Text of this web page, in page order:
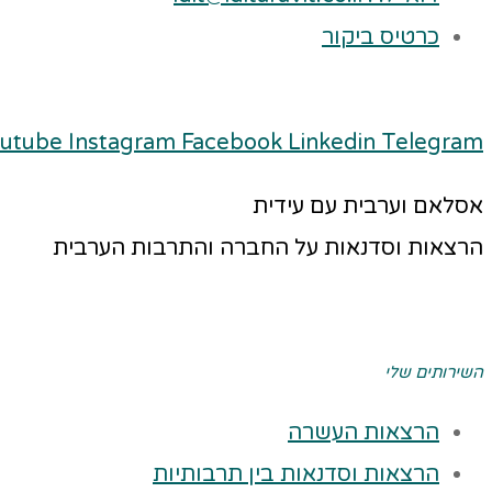
כרטיס ביקור
Instagram Facebook Linkedin Telegram
אסלאם וערבית עם עידית
הרצאות וסדנאות על החברה והתרבות הערבית
השירותים שלי
הרצאות העשרה
הרצאות וסדנאות בין תרבותיות